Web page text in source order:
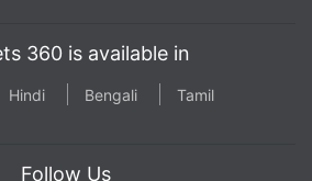
360 is available in
Hindi Bengali Tamil
Follow Us